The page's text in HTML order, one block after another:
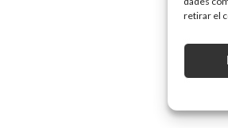
retirar el